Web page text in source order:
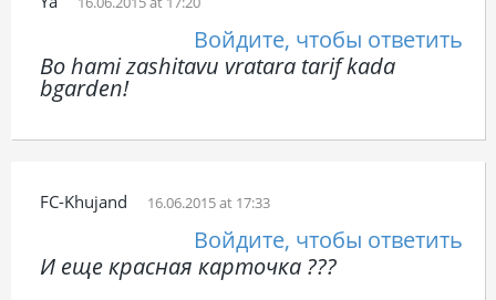
Войдите, чтобы ответить
Bo hami zashitavu vratara tarif kada
bgarden!
FC-Khujand 16.06.2015 at 17:33
Войдите, чтобы ответить
И еще красная карточка ???